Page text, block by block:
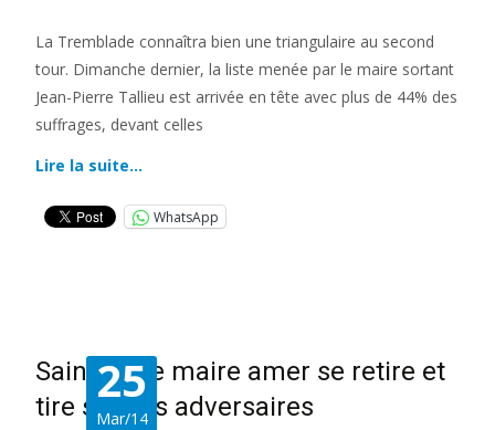
La Tremblade connaîtra bien une triangulaire au second
tour. Dimanche dernier, la liste menée par le maire sortant
Jean-Pierre Tallieu est arrivée en tête avec plus de 44% des
suffrages, devant celles
Lire la suite…
WhatsApp
25
Mar/14
Saintes : le maire amer se retire et
tire sur ses adversaires